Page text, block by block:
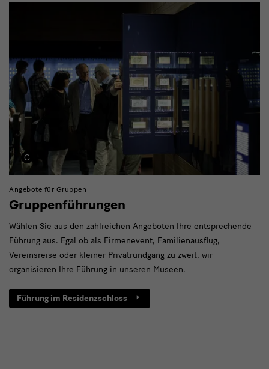
Angebote für Gruppen
Gruppenführungen
Wählen Sie aus den zahlreichen Angeboten Ihre entsprechende
Führung aus. Egal ob als Firmenevent, Familienausflug,
Vereinsreise oder kleiner Privatrundgang zu zweit, wir
organisieren Ihre Führung in unseren Museen.
Führung im Residenzschloss